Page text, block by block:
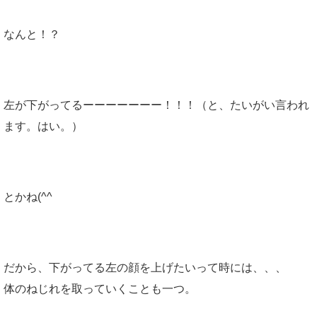
なんと！？
左が下がってるーーーーーーー！！！（と、たいがい言われ
ます。はい。）
とかね(^^
だから、下がってる左の顔を上げたいって時には、、、
体のねじれを取っていくことも一つ。